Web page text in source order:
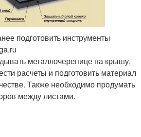
подготовить инструменты
металлочерепице на крышу,
расчеты и подготовить материал
Также необходимо продумать
между листами.